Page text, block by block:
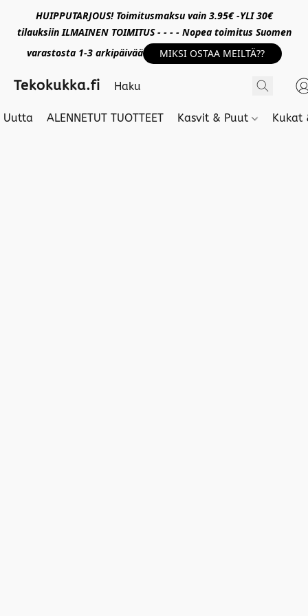
HUIPPUTARJOUS! Toimitusmaksu vain 3.95€ -YLI 30€
tilauksiin ILMAINEN TOIMITUS - - - - Nopea toimitus Suomen
varastosta 1-3 arkipäivää
MIKSI OSTAA MEILTÄ??
Tekokukka.fi
Uutta ALENNETUT TUOTTEET Kasvit & Puut Kukat